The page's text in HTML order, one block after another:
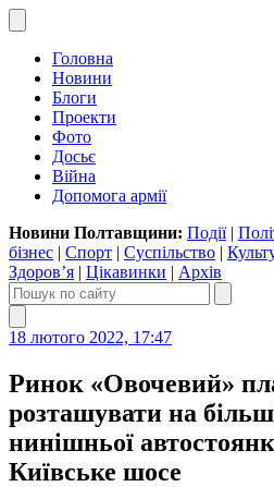
Головна
Новини
Блоги
Проекти
Фото
Досьє
Війна
Допомога армії
Новини Полтавщини: Події|
бізнес | Спорт | Суспільство |
Здоров’я | Цікавинки | Архів
18 лютого 2022, 17:47
Ринок «Овочевий»
розташувати на
нинішньої
Київське шосе